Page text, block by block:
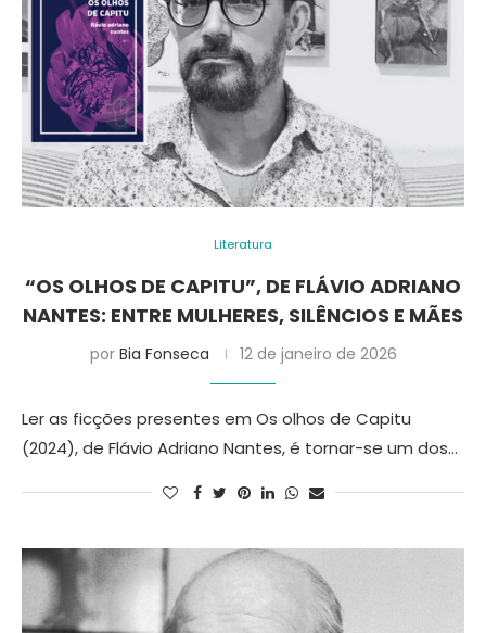
Literatura
“OS OLHOS DE CAPITU”, DE FLÁVIO ADRIANO
NANTES: ENTRE MULHERES, SILÊNCIOS E MÃES
por Bia Fonseca 12 de janeiro de 2026
Ler as ficções presentes em Os olhos de Capitu
(2024), de Flávio Adriano Nantes, é tornar-se um dos…